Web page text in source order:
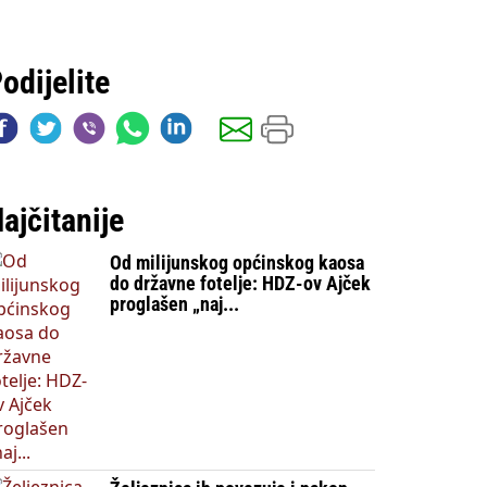
Od milijunskog općinskog kaosa
do državne fotelje: HDZ-ov Ajček
proglašen „naj...